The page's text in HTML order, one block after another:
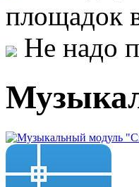
площадок
Не надо